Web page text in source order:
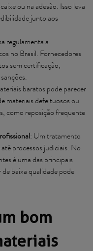
ou na adesão. Isso leva
junto aos
regulamenta a
no Brasil. Fornecedores
sem certificação,
baratos pode parecer
materiais defeituosos ou
como reposição frequente
: Um tratamento
processos judiciais. No
é uma das principais
baixa qualidade pode
bom